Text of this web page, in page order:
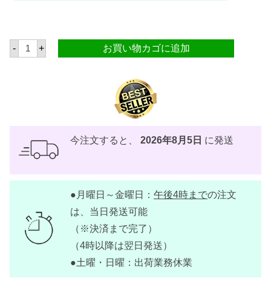
- ク
ノ
ュ
ラ
【
R
+ お買い物カゴに追加
今注文すると、 2026年8月5日 に発送
●月曜日～金曜日： 午後4時までの注文
は、当日発送可能
（※決済まで完了）
（4時以降は翌日発送）
●土曜・日曜：出荷業務休業